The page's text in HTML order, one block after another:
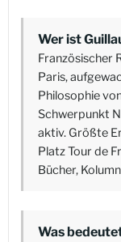
Wer ist
Französischer
Paris,
Philosophie
Schwerpunkt
aktiv. Größte
Platz Tour de
Bücher,
Was